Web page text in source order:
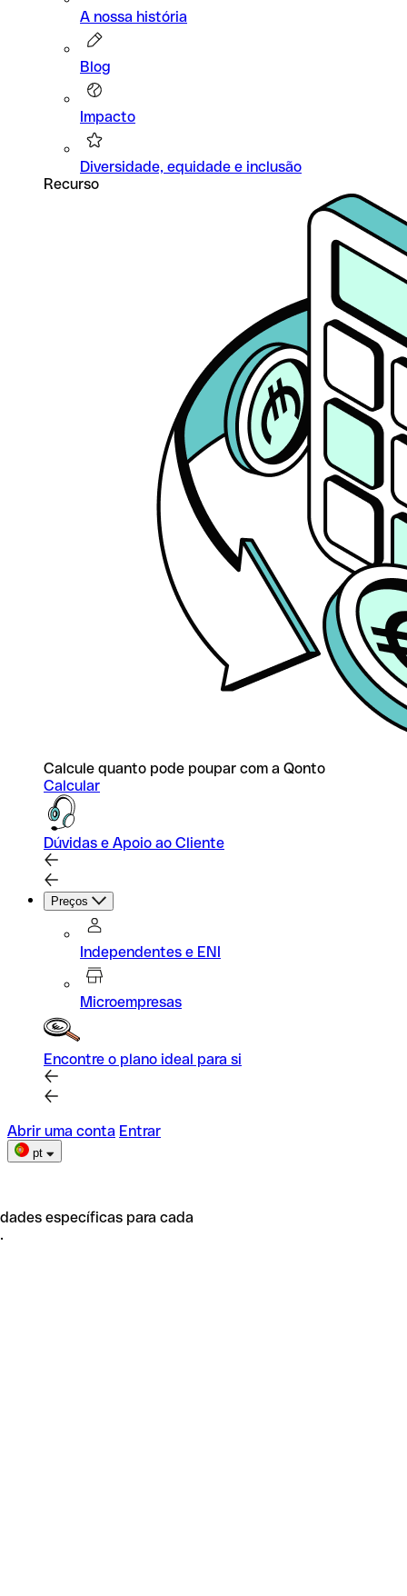
A nossa história
Blog
Impacto
Diversidade, equidade e inclusão
Recurso
Calcule quanto pode poupar com a Qonto
Calcular
Dúvidas e Apoio ao Cliente
Preços
Independentes e ENI
Microempresas
Encontre o plano ideal para si
Abrir uma conta Entrar
pt
específicas para cada